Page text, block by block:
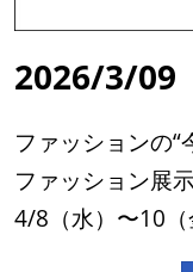
2026/3/09
ファッションの
ファッション展
4/8（水）〜10